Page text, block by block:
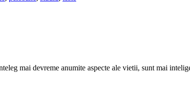
mai devreme anumite aspecte ale vietii, sunt mai